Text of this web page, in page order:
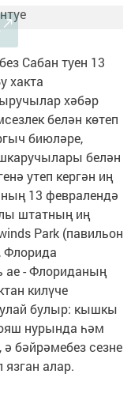
Сабан туен 13
хакта
хәбәр
белән көтеп
биюләре,
белән
утеп кергән иң
13 февралендә
штатның иң
Park (павильон
Флорида
ае - Флориданың
килүче
булыр: кышкы
нурында һәм
бәйрәмебез сезне
алар.